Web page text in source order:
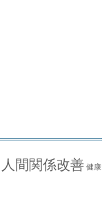
人間関係改善 健康